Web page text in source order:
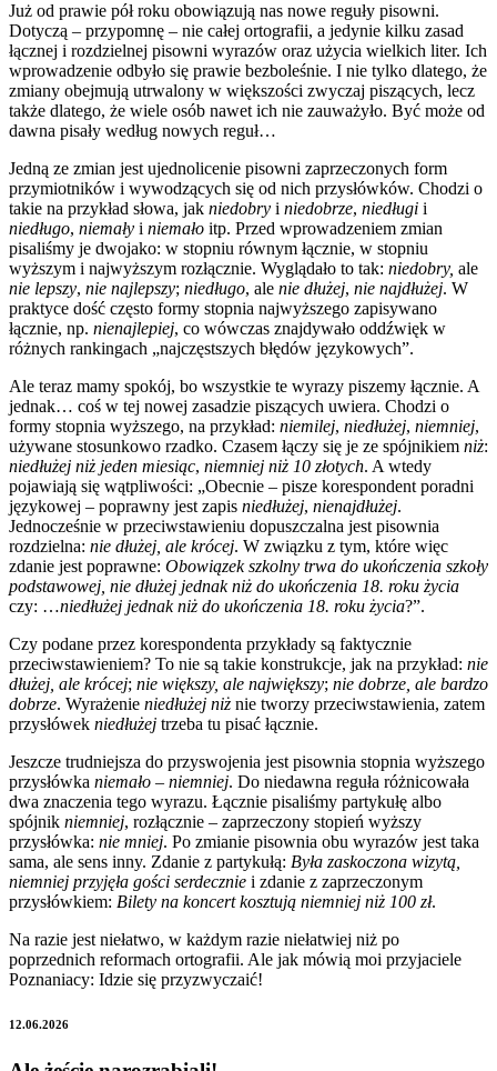
Już od prawie pół roku obowiązują nas nowe reguły pisowni.
Dotyczą – przypomnę – nie całej ortografii, a jedynie kilku zasad
łącznej i rozdzielnej pisowni wyrazów oraz użycia wielkich liter. Ich
wprowadzenie odbyło się prawie bezboleśnie. I nie tylko dlatego, że
zmiany obejmują utrwalony w większości zwyczaj piszących, lecz
także dlatego, że wiele osób nawet ich nie zauważyło. Być może od
dawna pisały według nowych reguł…
Jedną ze zmian jest ujednolicenie pisowni zaprzeczonych form
przymiotników i wywodzących się od nich przysłówków. Chodzi o
takie na przykład słowa, jak niedobry i niedobrze, niedługi i
niedługo, niemały i niemało itp. Przed wprowadzeniem zmian
pisaliśmy je dwojako: w stopniu równym łącznie, w stopniu
wyższym i najwyższym rozłącznie. Wyglądało to tak: niedobry, ale
nie lepszy, nie najlepszy; niedługo, ale nie dłużej, nie najdłużej. W
praktyce dość często formy stopnia najwyższego zapisywano
łącznie, np. nienajlepiej, co wówczas znajdywało oddźwięk w
różnych rankingach „najczęstszych błędów językowych”.
Ale teraz mamy spokój, bo wszystkie te wyrazy piszemy łącznie. A
jednak… coś w tej nowej zasadzie piszących uwiera. Chodzi o
formy stopnia wyższego, na przykład: niemilej, niedłużej, niemniej,
używane stosunkowo rzadko. Czasem łączy się je ze spójnikiem niż:
niedłużej niż jeden miesiąc, niemniej niż 10 złotych. A wtedy
pojawiają się wątpliwości: „Obecnie – pisze korespondent poradni
językowej – poprawny jest zapis niedłużej, nienajdłużej.
Jednocześnie w przeciwstawieniu dopuszczalna jest pisownia
rozdzielna: nie dłużej, ale krócej. W związku z tym, które więc
zdanie jest poprawne: Obowiązek szkolny trwa do ukończenia szkoły
podstawowej, nie dłużej jednak niż do ukończenia 18. roku życia
czy: …niedłużej jednak niż do ukończenia 18. roku życia?”.
Czy podane przez korespondenta przykłady są faktycznie
przeciwstawieniem? To nie są takie konstrukcje, jak na przykład: nie
dłużej, ale krócej; nie większy, ale największy; nie dobrze, ale bardzo
dobrze. Wyrażenie niedłużej niż nie tworzy przeciwstawienia, zatem
przysłówek niedłużej trzeba tu pisać łącznie.
Jeszcze trudniejsza do przyswojenia jest pisownia stopnia wyższego
przysłówka niemało – niemniej. Do niedawna reguła różnicowała
dwa znaczenia tego wyrazu. Łącznie pisaliśmy partykułę albo
spójnik niemniej, rozłącznie – zaprzeczony stopień wyższy
przysłówka: nie mniej. Po zmianie pisownia obu wyrazów jest taka
sama, ale sens inny. Zdanie z partykułą: Była zaskoczona wizytą,
niemniej przyjęła gości serdecznie i zdanie z zaprzeczonym
przysłówkiem: Bilety na koncert kosztują niemniej niż 100 zł.
Na razie jest niełatwo, w każdym razie niełatwiej niż po
poprzednich reformach ortografii. Ale jak mówią moi przyjaciele
Poznaniacy: Idzie się przyzwyczaić!
12.06.2026